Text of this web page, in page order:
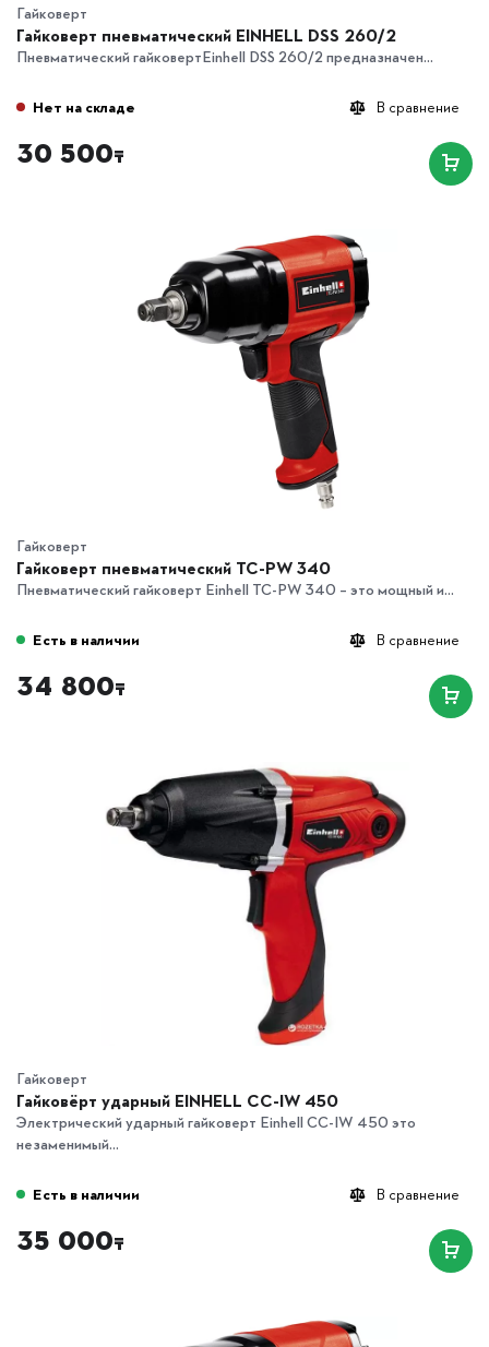
Гайковерт
Гайковерт пневматический EINHELL DSS 260/2
Пневматический гайковертEinhell DSS 260/2 предназначен...
В сравнение
Нет на складе
30 500₸
Гайковерт
Гайковерт пневматический TC-PW 340
Пневматический гайковерт Einhell TC-PW 340 – это мощный и...
В сравнение
Есть в наличии
34 800₸
Гайковерт
Гайковёрт ударный EINHELL CC-IW 450
Электрический ударный гайковерт Einhell CC-IW 450 это
незаменимый...
В сравнение
Есть в наличии
35 000₸